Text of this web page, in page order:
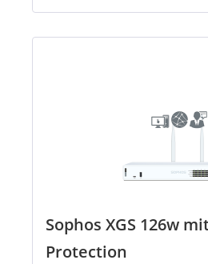
Sophos XGS 126w
Protection